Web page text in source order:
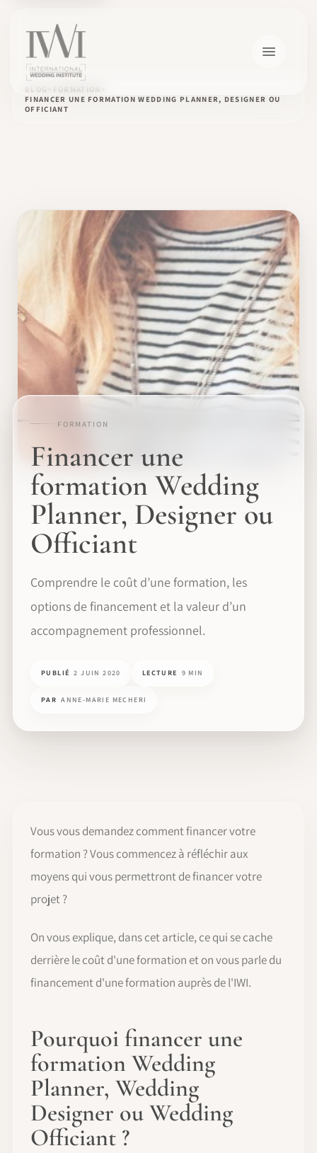
BLOG
FORMATION
FINANCER UNE FORMATION WEDDING PLANNER, DESIGNER OU
OFFICIANT
FORMATION
Financer une
formation Wedding
Planner, Designer ou
Officiant
Comprendre le coût d’une formation, les
options de financement et la valeur d’un
accompagnement professionnel.
PUBLIÉ 2 JUIN 2020 LECTURE 9 MIN
PAR ANNE-MARIE MECHERI
Vous vous demandez comment financer votre
formation ? Vous commencez à réfléchir aux
moyens qui vous permettront de financer votre
projet ?
On vous explique, dans cet article, ce qui se cache
derrière le coût d'une formation et on vous parle du
financement d'une formation auprès de l'IWI.
Pourquoi financer une
formation Wedding
Planner, Wedding
Designer ou Wedding
Officiant ?